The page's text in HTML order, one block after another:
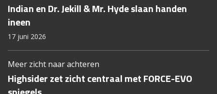
Indian en Dr. Jekill & Mr. Hyde slaan handen
ineen
17 juni 2026
Meer zicht naar achteren
Highsider zet zicht centraal met FORCE-EVO